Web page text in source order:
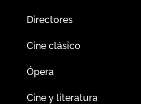
Directores
Cine clásico
Ópera
Cine y literatura